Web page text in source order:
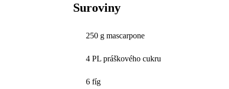
Suroviny
250 g mascarpone
4 PL práškového cukru
6 fíg